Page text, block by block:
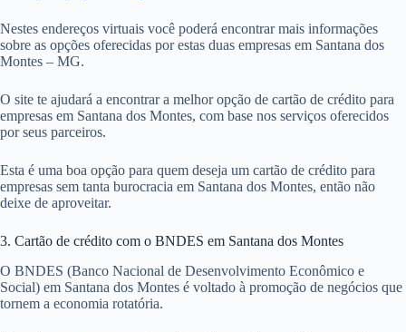
Nestes endereços virtuais você poderá encontrar mais informações
sobre as opções oferecidas por estas duas empresas em Santana dos
Montes – MG.
O site te ajudará a encontrar a melhor opção de cartão de crédito para
empresas em Santana dos Montes, com base nos serviços oferecidos
por seus parceiros.
Esta é uma boa opção para quem deseja um cartão de crédito para
empresas sem tanta burocracia em Santana dos Montes, então não
deixe de aproveitar.
3. Cartão de crédito com o BNDES em Santana dos Montes
O BNDES (Banco Nacional de Desenvolvimento Econômico e
Social) em Santana dos Montes é voltado à promoção de negócios que
tornem a economia rotatória.